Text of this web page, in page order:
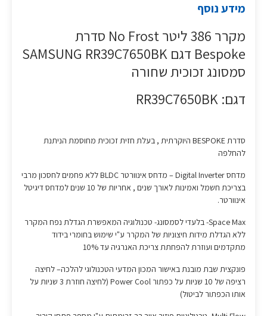
מידע נוסף
מקרר 386 ליטר No Frost סדרת
Bespoke דגם SAMSUNG RR39C7650BK
סמסונג זכוכית שחורה
דגם: RR39C7650BK
סדרת BESPOKE היוקרתית , בעלת חזית זכוכית מחוסמת הניתנת
להחלפה
מדחס Digital Inverter – מדחס אינוורטר BLDC ללא פחמים לחסכון מרבי
בצריכת חשמל ואמינות לאורך שנים , אחריות של 10 שנים למדחס דיגיטל
אינוורטר.
Space Max- בלעדי לסמסונג- טכנולוגיה המאפשרת הגדלת נפח המקרר
ללא הגדלת מידות חיצוניות של המקרר ע"י שימוש בחומרי בידוד
מתקדמים ועוזרת להפחתת צריכת האנרגיה עד 10%
פונקצית שבת מובנת באישור המכון המדעי הטכנולוגי להלכה– לחיצה
רציפה של 10 שניות על כפתור Power Cool (לחיצה חוזרת 3 שניות על
אותו הכפתור לביטול)